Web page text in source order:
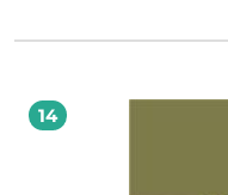
i przyszłego społeczeństwa,
ona poszerzyć i
badających przeszłość. fragment Wstępu Czytelnik otrzymuje książkę z zakresu
archeologii
latach, zwłaszcza w
przemian. Archeologia ta
14